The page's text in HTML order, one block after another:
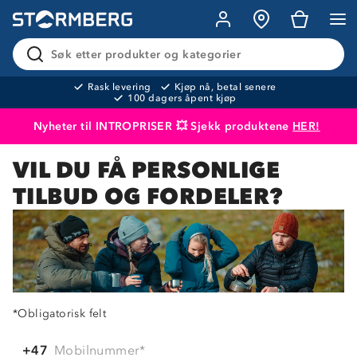
Søk etter produkter og kategorier
Rask levering
Kjøp nå, betal senere
100 dagers åpent kjøp
Nyheter til INTROPRISER 💥 Sjekk produktene HER!
Produktet er lagt i handlekurven Til kassen
VIL DU FÅ PERSONLIGE
TILBUD OG FORDELER?
*Obligatorisk felt
Mobilnummer*